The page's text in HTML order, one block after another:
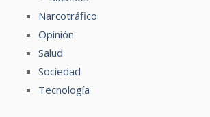
Narcotráfico
Opinión
Salud
Sociedad
Tecnología